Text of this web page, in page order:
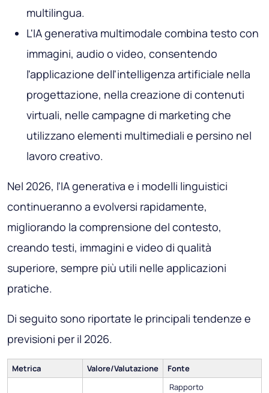
multilingua.
L'IA generativa multimodale combina testo con
immagini, audio o video, consentendo
l'applicazione dell'intelligenza artificiale nella
progettazione, nella creazione di contenuti
virtuali, nelle campagne di marketing che
utilizzano elementi multimediali e persino nel
lavoro creativo.
Nel 2026, l'IA generativa e i modelli linguistici
continueranno a evolversi rapidamente,
migliorando la comprensione del contesto,
creando testi, immagini e video di qualità
superiore, sempre più utili nelle applicazioni
pratiche.
Di seguito sono riportate le principali tendenze e
previsioni per il 2026.
Metrica Valore/Valutazione Fonte
Rapporto